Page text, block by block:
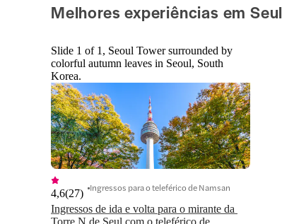
Melhores experiências em Seul
Slide 1 of 1, Seoul Tower surrounded by
colorful autumn leaves in Seoul, South
Korea.
Ingressos de ida e volta para o mirante da
Torre N de Seul com o teleférico de
4,6(27) Ingressos para o teleférico de Namsan